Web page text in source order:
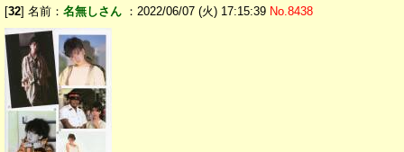
[32] 名前： 名無しさん ：2022/06/07 (火) 17:15:39 No.8438